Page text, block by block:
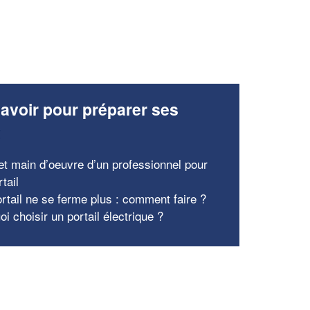
pour préparer ses
main d’oeuvre d’un professionnel pour
ne se ferme plus : comment faire ?
choisir un portail électrique ?